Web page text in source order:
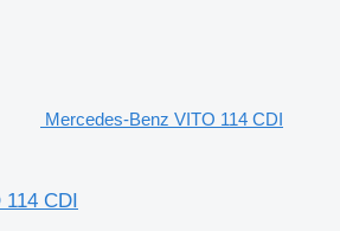
Mercedes-Benz VITO 114 CDI
CDI